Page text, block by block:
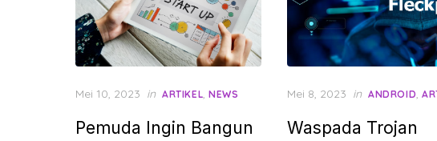
Posted
Mei 10, 2023 in ARTIKEL ,NEWS
Pemuda Ingin Bangun
Posted
Mei 8, 2023 in ANDROID ,
Waspada Trojan